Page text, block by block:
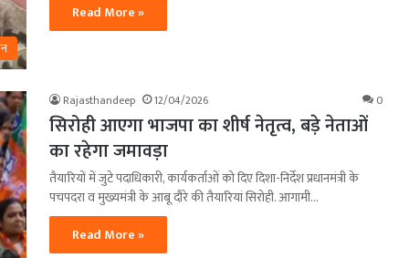
Read More »
Rajasthandeep 12/04/2026 0
सिरोही आएगा भाजपा का शीर्ष नेतृत्व, बड़े नेताओं
का रहेगा जमावड़ा
तैयारियों में जुटे पदाधिकारी, कार्यकर्ताओं को दिए दिशा-निर्देश प्रधानमंत्री के
पचपदरा व मुख्यमंत्री के आबू दौरे की तैयारियां सिरोही. आगामी…
Read More »